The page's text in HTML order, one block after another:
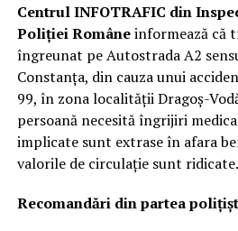
Centrul INFOTRAFIC din
Poliției Româneinformează că
îngreunat pe Autostrada A2
Constanța, din cauza unui
99, în zona localității Dragoș-
persoană necesită îngrijiri
implicate sunt extrase în afara
valorile de circulație sunt ridicate.
Recomandări din partea